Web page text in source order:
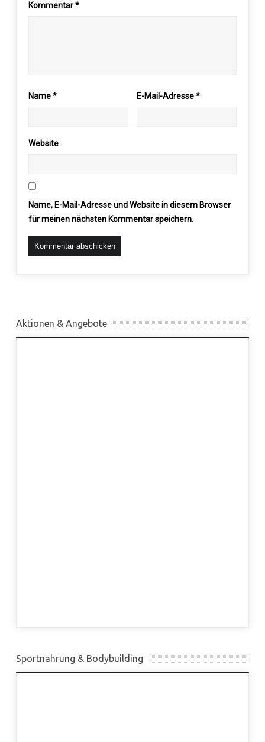
Kommentar*
Name* E-Mail-Adresse*
Website
Name, E-Mail-Adresse und Website in diesem Browser
für meinen nächsten Kommentar speichern.
Aktionen & Angebote
Sportnahrung & Bodybuilding